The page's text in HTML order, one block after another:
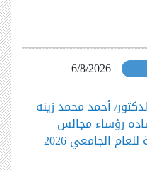
6/8/2026
أحمد محمد زينه –
رؤساء مجالس
الأقسام العلمية للعام الجامعي 2026 –